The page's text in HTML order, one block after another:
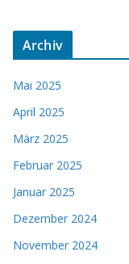
Archiv
Mai 2025
April 2025
März 2025
Februar 2025
Januar 2025
Dezember 2024
November 2024